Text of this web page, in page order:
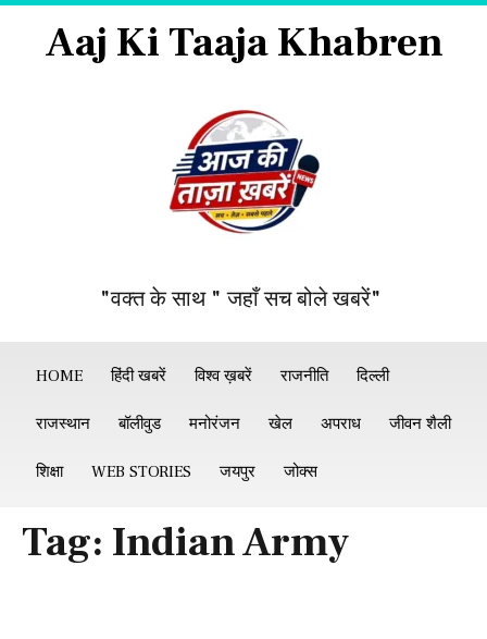
Aaj Ki Taaja Khabren
"वक्त के साथ " जहाँ सच बोले खबरें"
HOME हिंदी खबरें विश्व ख़बरें राजनीति दिल्ली
राजस्थान बॉलीवुड मनोरंजन खेल अपराध जीवन शैली
शिक्षा WEB STORIES जयपुर जोक्स
Tag: Indian Army